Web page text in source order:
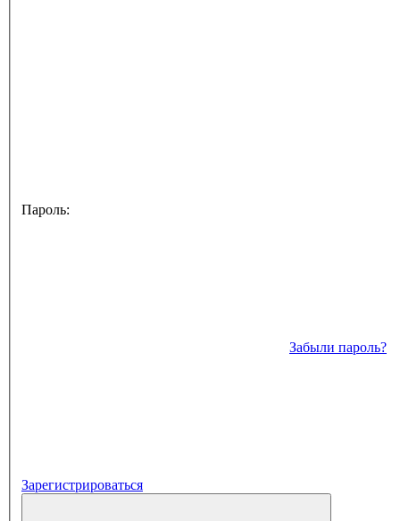
Пароль:
Забыли пароль?
Зарегистрироваться